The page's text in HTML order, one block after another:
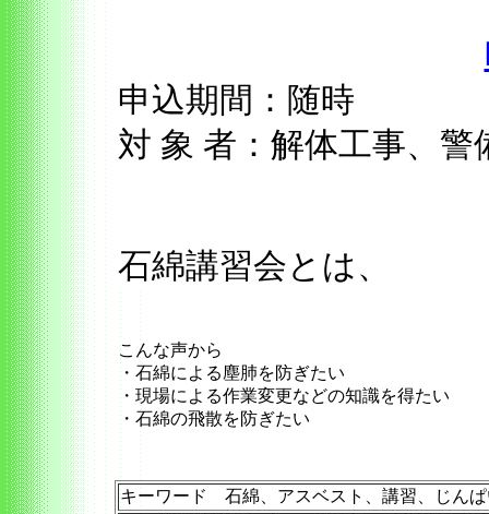
申込期間：随時
対 象 者：解体工事、
石綿講習会とは、
こんな声から
・石綿による塵肺を防ぎたい
・現場による作業変更などの知識を得たい
・石綿の飛散を防ぎたい
キーワード 石綿、アスベスト、講習、じん